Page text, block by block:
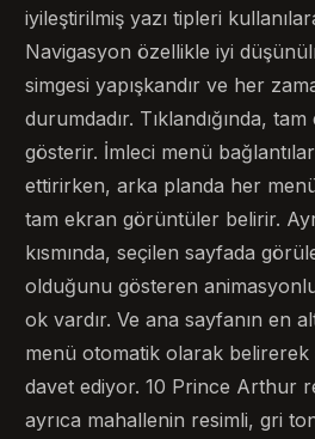
iyileştirilmiş yazı tipleri
Navigasyon özellikle iyi
simgesi yapışkandır ve her
durumdadır. Tıklandığında,
gösterir. İmleci menü
ettirirken, arka planda her
tam ekran görüntüler belirir.
kısmında, seçilen sayfada
olduğunu gösteren
ok vardır. Ve ana sayfanın en
menü otomatik olarak belirerek
davet ediyor. 10 Prince Arthur
ayrıca mahallenin resimli, gri